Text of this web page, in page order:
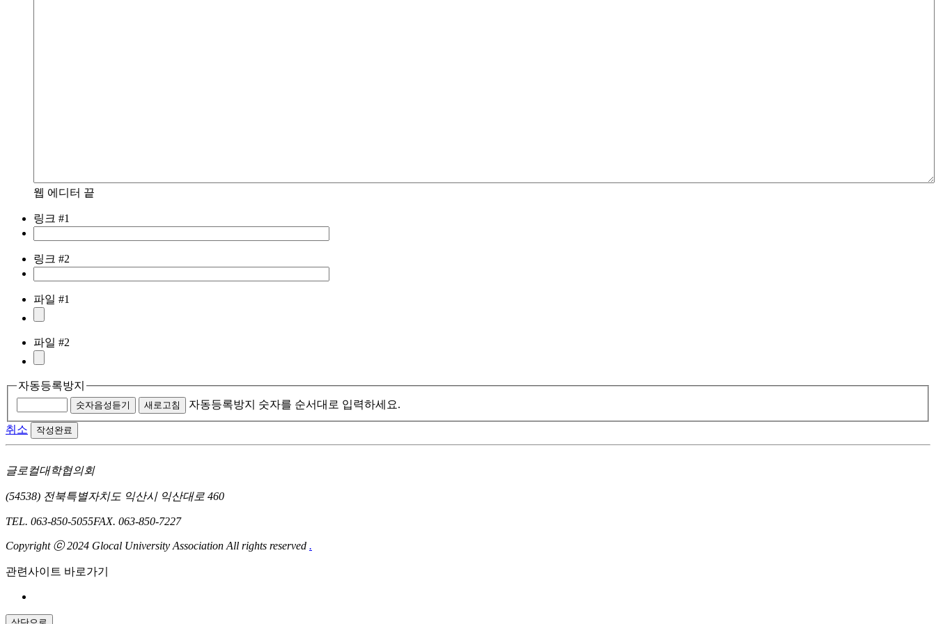
웹 에디터 끝
링크 #1
링크 #2
파일 #1
파일 #2
자동등록방지
숫자음성듣기 새로고침 자동등록방지 숫자를 순서대로 입력하세요.
취소 작성완료
글로컬대학협의회
(54538) 전북특별자치도 익산시 익산대로 460
TEL. 063-850-5055FAX. 063-850-7227
Copyright ⓒ 2024 Glocal University Association All rights reserved .
관련사이트 바로가기